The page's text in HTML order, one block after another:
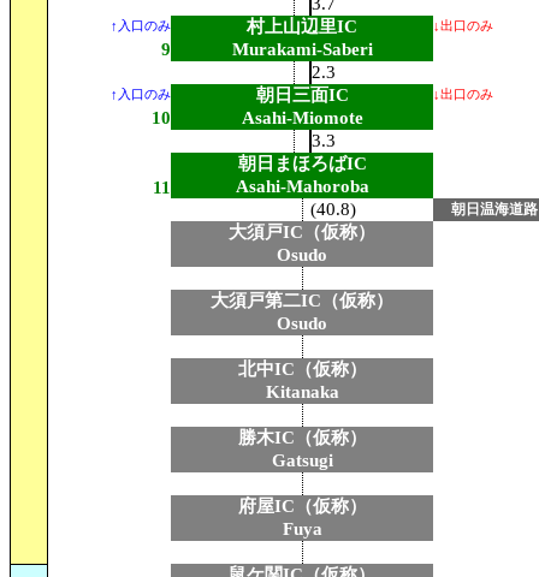
↑入口のみ 村上山辺里IC ↓出口のみ
9
Murakami-Saberi
2.3
↑入口のみ 朝日三面IC ↓出口のみ
10
Asahi-Miomote
3.3
朝日まほろばIC
11
Asahi-Mahoroba
(40.8)
朝日温海道路
大須戸IC（仮称）
Osudo
大須戸第二IC（仮称）
Osudo
北中IC（仮称）
Kitanaka
勝木IC（仮称）
Gatsugi
府屋IC（仮称）
Fuya